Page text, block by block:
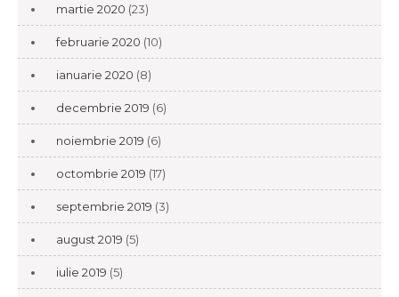
martie 2020 (23)
februarie 2020 (10)
ianuarie 2020 (8)
decembrie 2019 (6)
noiembrie 2019 (6)
octombrie 2019 (17)
septembrie 2019 (3)
august 2019 (5)
iulie 2019 (5)